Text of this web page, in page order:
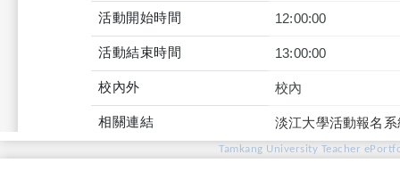
活動開始時間 12:00:00
活動結束時間 13:00:00
校內外 校內
相關連結 淡江大學活動報名
Tamkang University Teacher